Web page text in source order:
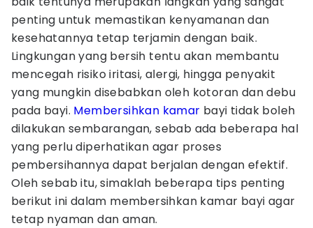
penting untuk memastikan kenyamanan dan
kesehatannya tetap terjamin dengan baik.
Lingkungan yang bersih tentu akan membantu
mencegah risiko iritasi, alergi, hingga penyakit
yang mungkin disebabkan oleh kotoran dan debu
pada bayi. Membersihkan kamar bayi tidak boleh
dilakukan sembarangan, sebab ada beberapa hal
yang perlu diperhatikan agar proses
pembersihannya dapat berjalan dengan efektif.
Oleh sebab itu, simaklah beberapa tips penting
berikut ini dalam membersihkan kamar bayi agar
tetap nyaman dan aman.